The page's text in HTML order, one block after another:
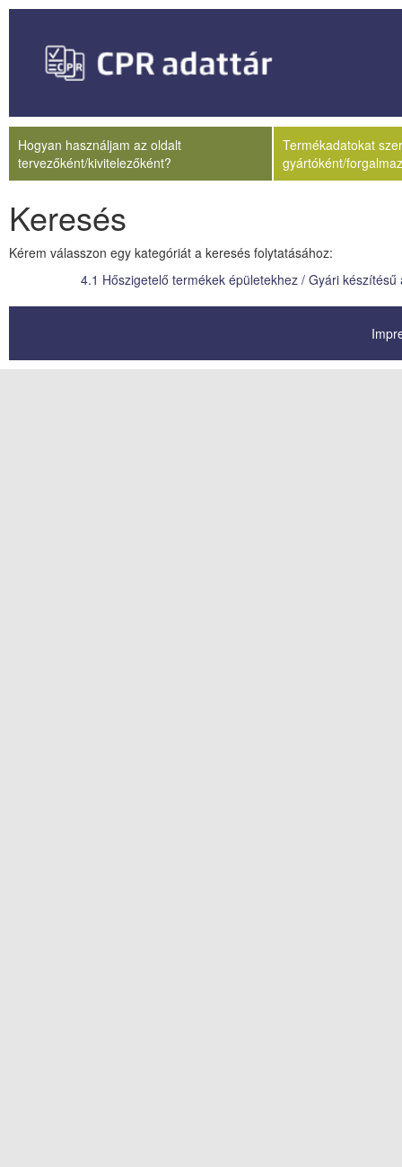
Hogyan használjam az oldalt
tervezőként/kivitelezőként?
Termékadatokat
gyártóként/
Keresés
Kérem válasszon egy kategóriát a keresés folytatásához:
4.1 Hőszigetelő termékek épületekhez / Gyári